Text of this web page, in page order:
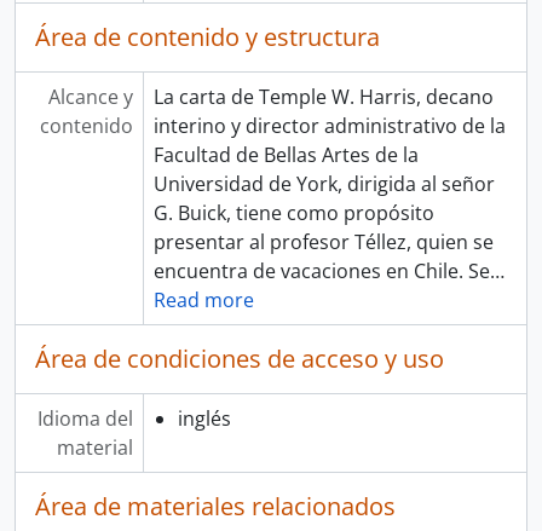
Área de contenido y estructura
Alcance y
contenido
La carta de Temple W. Harris, decano
interino y director administrativo de la
Facultad de Bellas Artes de la
Universidad de York, dirigida al señor
G. Buick, tiene como propósito
presentar al profesor Téllez, quien se
encuentra de vacaciones en Chile. Se…
Read more
Área de condiciones de acceso y uso
Idioma del
material
inglés
Área de materiales relacionados